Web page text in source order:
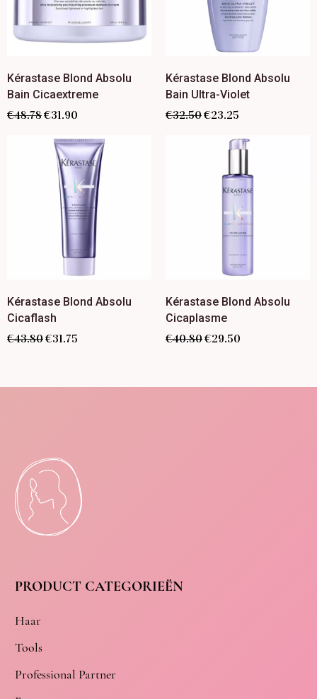
Kérastase Blond Absolu
Bain Cicaextreme
€48.78€31.90
Kérastase Blond Absolu
Bain Ultra-Violet
€32.50€23.25
Kérastase Blond Absolu
Cicaflash
€43.80€31.75
Kérastase Blond Absolu
Cicaplasme
€40.80€29.50
PRODUCT CATEGORIEËN
Haar
Tools
Professional Partner